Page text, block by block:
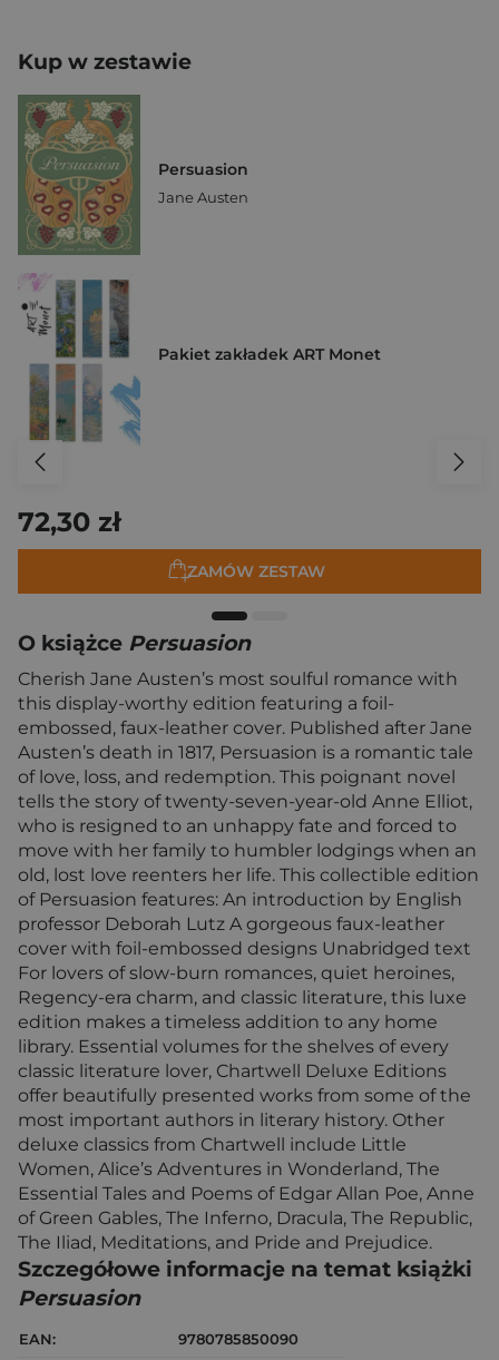
Kup w zestawie
Persuasion
Jane Austen
Pakiet zakładek ART Monet
72,30 zł
ZAMÓW ZESTAW
O książce Persuasion
Cherish Jane Austen’s most soulful romance with
this display-worthy edition featuring a foil-
embossed, faux-leather cover. Published after Jane
Austen’s death in 1817, Persuasion is a romantic tale
of love, loss, and redemption. This poignant novel
tells the story of twenty-seven-year-old Anne Elliot,
who is resigned to an unhappy fate and forced to
move with her family to humbler lodgings when an
old, lost love reenters her life. This collectible edition
of Persuasion features: An introduction by English
professor Deborah Lutz A gorgeous faux-leather
cover with foil-embossed designs Unabridged text
For lovers of slow-burn romances, quiet heroines,
Regency-era charm, and classic literature, this luxe
edition makes a timeless addition to any home
library. Essential volumes for the shelves of every
classic literature lover, Chartwell Deluxe Editions
offer beautifully presented works from some of the
most important authors in literary history. Other
deluxe classics from Chartwell include Little
Women, Alice’s Adventures in Wonderland, The
Essential Tales and Poems of Edgar Allan Poe, Anne
of Green Gables, The Inferno, Dracula, The Republic,
The Iliad, Meditations, and Pride and Prejudice.
Szczegółowe informacje na temat książki
Persuasion
EAN: 9780785850090